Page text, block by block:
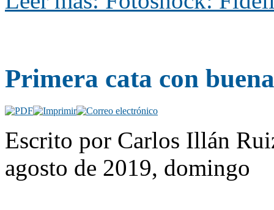
Primera cata con
Escrito por Carlos Illán
agosto de 2019, domingo